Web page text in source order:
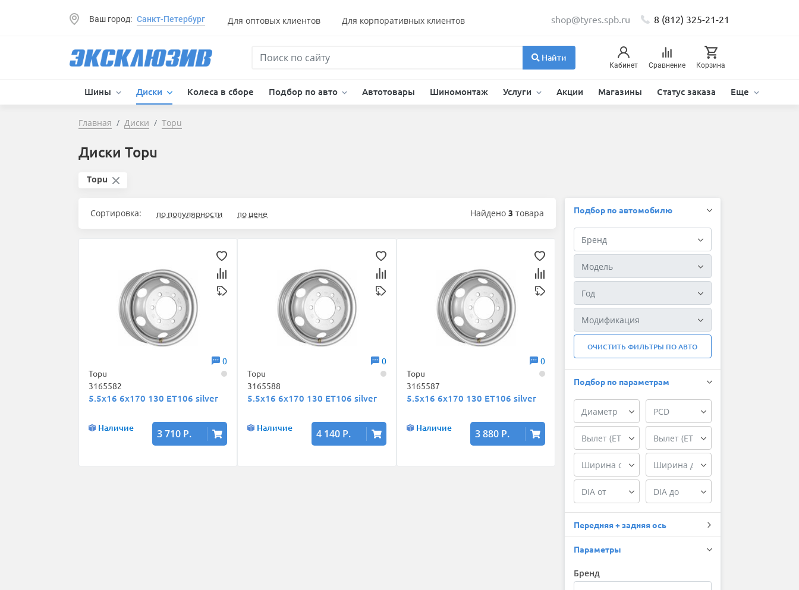
Ваш город: Санкт-Петербург Для оптовых клиентов Для корпоративных клиентов shop@tyres.spb.ru 8 (812) 325-21-21
Найти
Кабинет Сравнение Корзина
Шины Диски Колеса в сборе Подбор по авто Автотовары Шиномонтаж Услуги Акции Магазины Статус заказа Еще
Главная Диски Topu
Диски Topu
Topu
Сортировка: по популярности по цене Найдено 3 товара
0
Topu
3165582
5.5x16 6x170 130 ET106 silver
Наличие 3 710 Р.
0
Topu
3165588
5.5x16 6x170 130 ET106 silver
Наличие 4 140 Р.
0
Topu
3165587
5.5x16 6x170 130 ET106 silver
Наличие 3 880 Р.
Подбор по автомобилю
ОЧИСТИТЬ ФИЛЬТРЫ ПО АВТО
Подбор по параметрам
Передняя + задняя ось
Параметры
Бренд